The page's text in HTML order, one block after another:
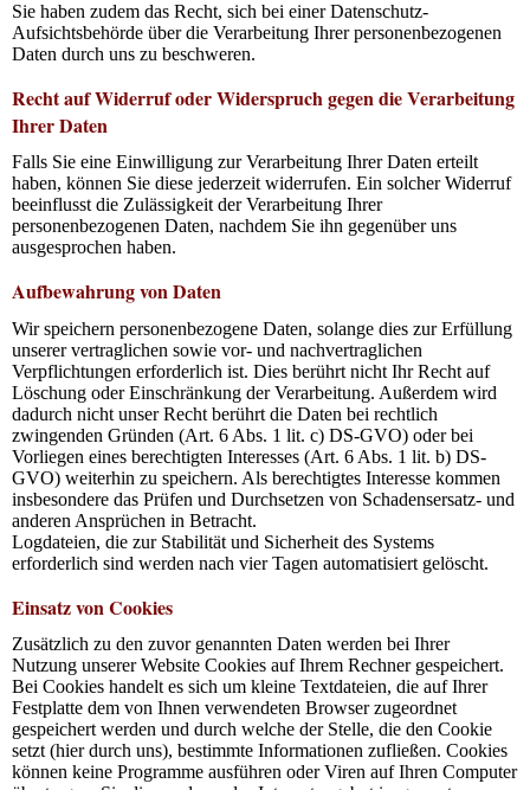
Sie haben zudem das Recht, sich bei einer Datenschutz-
Aufsichtsbehörde über die Verarbeitung Ihrer personenbezogenen
Daten durch uns zu beschweren.
Recht auf Widerruf oder Widerspruch gegen die Verarbeitung
Ihrer Daten
Falls Sie eine Einwilligung zur Verarbeitung Ihrer Daten erteilt
haben, können Sie diese jederzeit widerrufen. Ein solcher Widerruf
beeinflusst die Zulässigkeit der Verarbeitung Ihrer
personenbezogenen Daten, nachdem Sie ihn gegenüber uns
ausgesprochen haben.
Aufbewahrung von Daten
Wir speichern personenbezogene Daten, solange dies zur Erfüllung
unserer vertraglichen sowie vor- und nachvertraglichen
Verpflichtungen erforderlich ist. Dies berührt nicht Ihr Recht auf
Löschung oder Einschränkung der Verarbeitung. Außerdem wird
dadurch nicht unser Recht berührt die Daten bei rechtlich
zwingenden Gründen (Art. 6 Abs. 1 lit. c) DS-GVO) oder bei
Vorliegen eines berechtigten Interesses (Art. 6 Abs. 1 lit. b) DS-
GVO) weiterhin zu speichern. Als berechtigtes Interesse kommen
insbesondere das Prüfen und Durchsetzen von Schadensersatz- und
anderen Ansprüchen in Betracht.
Logdateien, die zur Stabilität und Sicherheit des Systems
erforderlich sind werden nach vier Tagen automatisiert gelöscht.
Einsatz von Cookies
Zusätzlich zu den zuvor genannten Daten werden bei Ihrer
Nutzung unserer Website Cookies auf Ihrem Rechner gespeichert.
Bei Cookies handelt es sich um kleine Textdateien, die auf Ihrer
Festplatte dem von Ihnen verwendeten Browser zugeordnet
gespeichert werden und durch welche der Stelle, die den Cookie
setzt (hier durch uns), bestimmte Informationen zufließen. Cookies
können keine Programme ausführen oder Viren auf Ihren Computer